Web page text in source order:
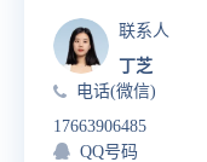
联系人
丁芝
电话(微信)
17663906485
QQ号码